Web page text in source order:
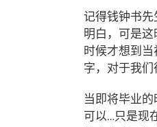
记得钱钟书先
明白，可是
时候才想到
字，对于我
当即将毕业
可以…只是现